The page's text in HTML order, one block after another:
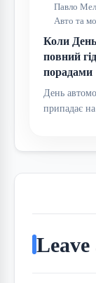
Павло
Авто та
Коли День
повний
порадами
День
припадає